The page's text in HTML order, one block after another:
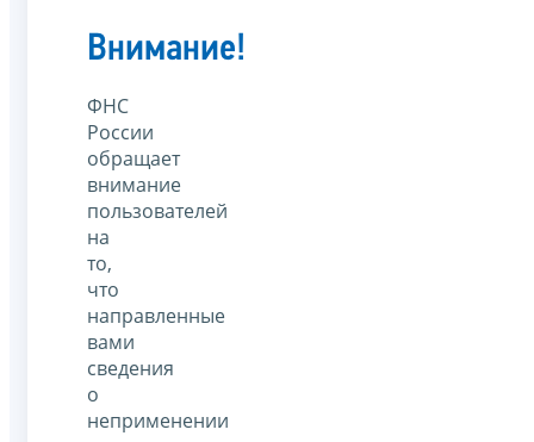
Внимание!
ФНС
России
обращает
внимание
пользователей
на
то,
что
направленные
вами
сведения
о
неприменении